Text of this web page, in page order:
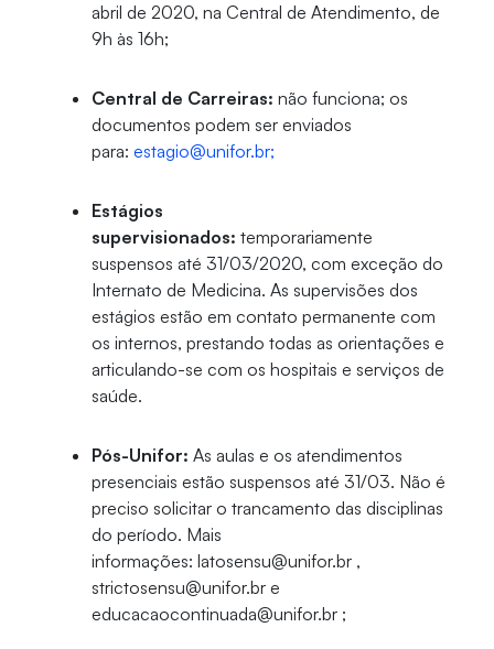
abril de 2020, na Central de Atendimento, de
9h às 16h;
Central de Carreiras: não funciona; os
documentos podem ser enviados
para: estagio@unifor.br;
Estágios
supervisionados: temporariamente
suspensos até 31/03/2020, com exceção do
Internato de Medicina. As supervisões dos
estágios estão em contato permanente com
os internos, prestando todas as orientações e
articulando-se com os hospitais e serviços de
saúde.
Pós-Unifor: As aulas e os atendimentos
presenciais estão suspensos até 31/03. Não é
preciso solicitar o trancamento das disciplinas
do período. Mais
informações: latosensu@unifor.br ,
strictosensu@unifor.br e
educacaocontinuada@unifor.br ;